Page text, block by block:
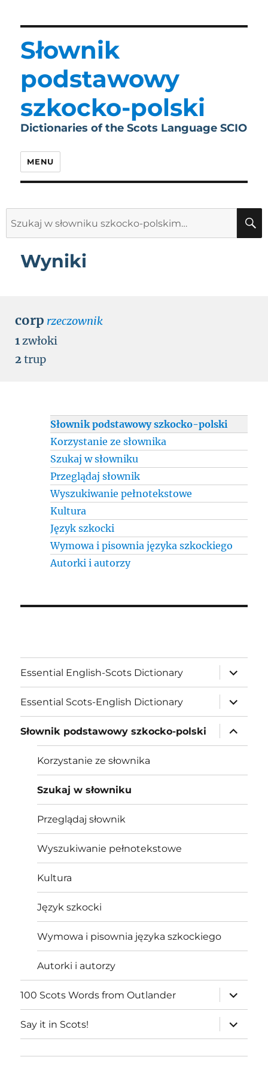
Słownik
podstawowy
szkocko-polski
Dictionaries of the Scots Language SCIO
MENU
Wyniki
corp rzeczownik
1zwłoki
2trup
Słownik podstawowy szkocko-polski
Korzystanie ze słownika
Szukaj w słowniku
Przeglądaj słownik
Wyszukiwanie pełnotekstowe
Kultura
Język szkocki
Wymowa i pisownia języka szkockiego
Autorki i autorzy
Essential English-Scots Dictionary
expand
child
menu
Essential Scots-English Dictionary
expand
child
menu
Słownik podstawowy szkocko-polski
expand
child
menu
Korzystanie ze słownika
Szukaj w słowniku
Przeglądaj słownik
Wyszukiwanie pełnotekstowe
Kultura
Język szkocki
Wymowa i pisownia języka szkockiego
Autorki i autorzy
100 Scots Words from Outlander
expand
child
menu
Say it in Scots!
expand
child
menu